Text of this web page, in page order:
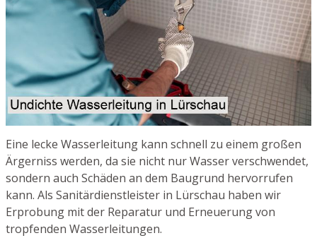
Eine lecke Wasserleitung kann schnell zu einem großen
Ärgerniss werden, da sie nicht nur Wasser verschwendet,
sondern auch Schäden an dem Baugrund hervorrufen
kann. Als Sanitärdienstleister in Lürschau haben wir
Erprobung mit der Reparatur und Erneuerung von
tropfenden Wasserleitungen.